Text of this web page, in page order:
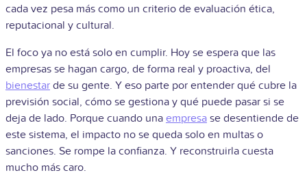
cada vez pesa más como un criterio de evaluación ética,
reputacional y cultural.
El foco ya no está solo en cumplir. Hoy se espera que las
empresas se hagan cargo, de forma real y proactiva, del
bienestar de su gente. Y eso parte por entender qué cubre la
previsión social, cómo se gestiona y qué puede pasar si se
deja de lado. Porque cuando una empresa se desentiende de
este sistema, el impacto no se queda solo en multas o
sanciones. Se rompe la confianza. Y reconstruirla cuesta
mucho más caro.